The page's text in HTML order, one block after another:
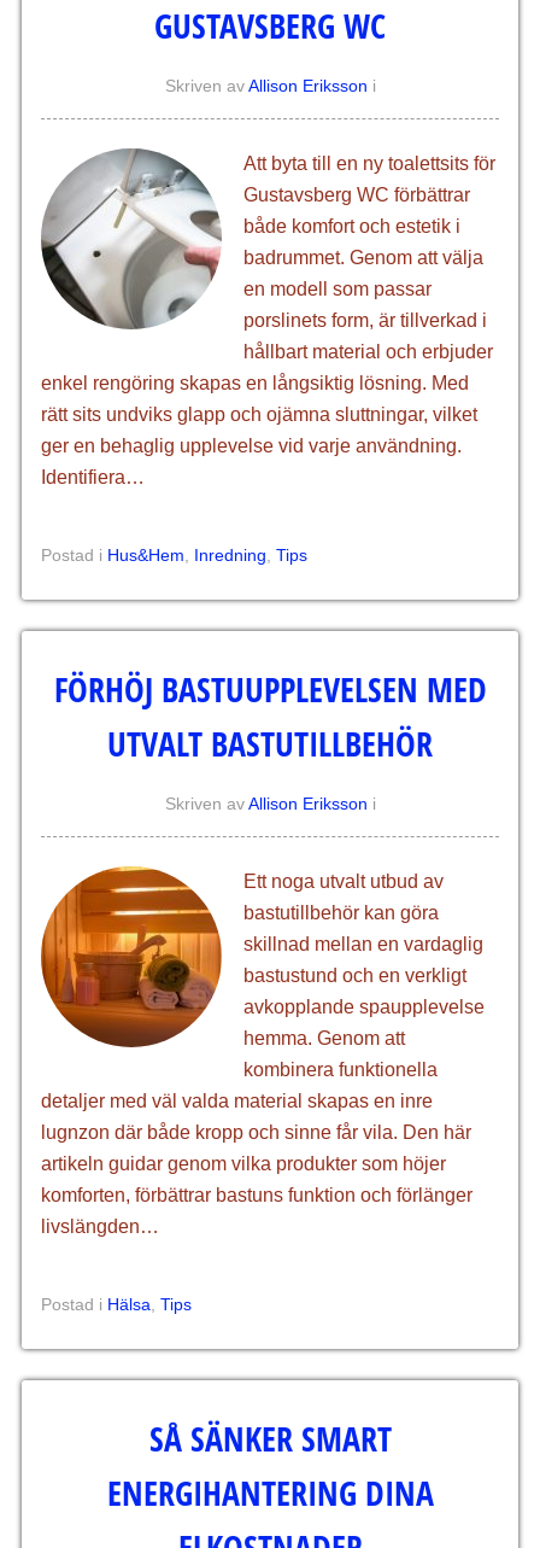
GUSTAVSBERG WC
Skriven avAllison Eriksson i
Att byta till en ny toalettsits för
Gustavsberg WC förbättrar
både komfort och estetik i
badrummet. Genom att välja
en modell som passar
porslinets form, är tillverkad i
hållbart material och erbjuder
enkel rengöring skapas en långsiktig lösning. Med
rätt sits undviks glapp och ojämna sluttningar, vilket
ger en behaglig upplevelse vid varje användning.
Identifiera…
Postad i Hus&Hem Inredning ,Tips
FÖRHÖJ BASTUUPPLEVELSEN MED
UTVALT BASTUTILLBEHÖR
Skriven avAllison Eriksson i
Ett noga utvalt utbud av
bastutillbehör kan göra
skillnad mellan en vardaglig
bastustund och en verkligt
avkopplande spa­upplevelse
hemma. Genom att
kombinera funktionella
detaljer med väl valda material skapas en inre
lugnzon där både kropp och sinne får vila. Den här
artikeln guidar genom vilka produkter som höjer
komforten, förbättrar bastuns funktion och förlänger
livslängden…
Postad i Hälsa ,Tips
SÅ SÄNKER SMART
ENERGIHANTERING DINA